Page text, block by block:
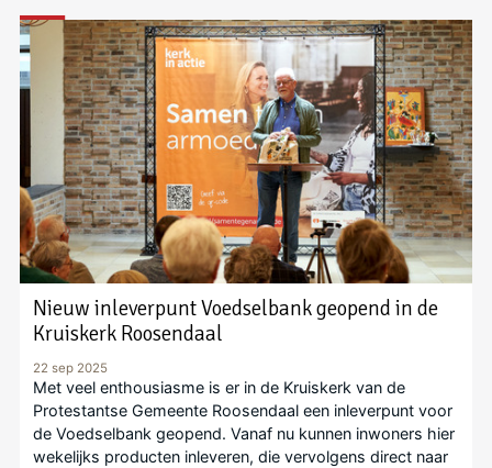
Nieuw inleverpunt Voedselbank geopend in de
Kruiskerk Roosendaal
22 sep 2025
Met veel enthousiasme is er in de Kruiskerk van de
Protestantse Gemeente Roosendaal een inleverpunt voor
de Voedselbank geopend. Vanaf nu kunnen inwoners hier
wekelijks producten inleveren, die vervolgens direct naar